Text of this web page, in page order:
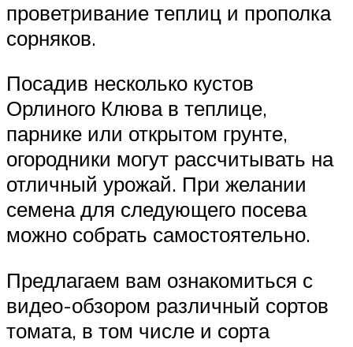
проветривание теплиц и прополка
сорняков.
Посадив несколько кустов
Орлиного Клюва в теплице,
парнике или открытом грунте,
огородники могут рассчитывать на
отличный урожай. При желании
семена для следующего посева
можно собрать самостоятельно.
Предлагаем вам ознакомиться с
видео-обзором различный сортов
томата, в том числе и сорта